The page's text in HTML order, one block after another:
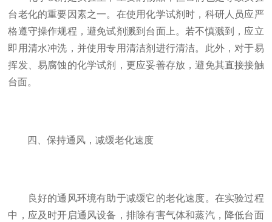
台老化的重要因素之一。在使用化学试剂时，科研人员应严
格遵守操作规程，避免试剂溅到台面上。若不慎溅到，应立
即用清水冲洗，并使用专用清洁剂进行清洁。此外，对于易
挥发、易腐蚀的化学试剂，更应妥善存放，避免其直接接触
台面。
四、保持通风，减缓老化速度
良好的通风环境有助于减缓它的老化速度。在实验过程
中，应及时开启通风设备，排除有害气体和蒸汽，降低台面